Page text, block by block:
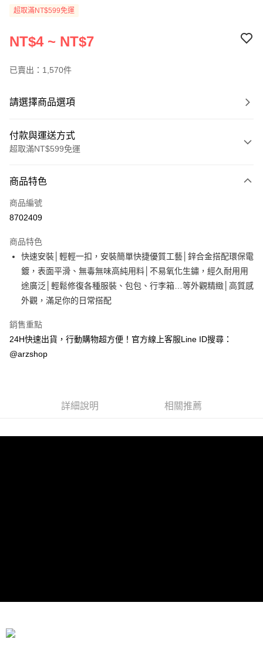
拉繩 拉鍊扣 萬能拉鍊頭 生活用品
超取滿NT$599免運
NT$4 ~ NT$7
已賣出：1,570件
請選擇商品選項
付款與運送方式
超取滿NT$599免運
信用卡一次付款
超商取貨付款
Apple Pay
街口支付
Google Pay
全盈+PAY
ATM付款
每筆NT$60，滿NT$599(含以上)免運費
商品特色
商品編號
8702409
商品特色
快速安裝│輕輕一扣，安裝簡單快捷優質工藝│鋅合金搭配環保電
鍍，表面平滑、無毒無味高純用料│不易氧化生鏽，經久耐用用
途廣泛│輕鬆修復各種服裝、包包、行李箱…等外觀精緻│高質感
外觀，滿足你的日常搭配
銷售重點
24H快速出貨，行動購物超方便！官方線上客服Line ID搜尋：
@arzshop
詳細說明 相關推薦